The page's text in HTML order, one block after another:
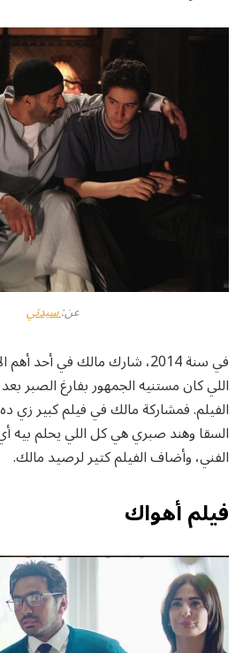
عن:سيدتي
اللي كان مستنيه الجمهور بفارغ الصبر
الفيلم. فمشاركة مالك في فيلم كبير زي
السقا وهند صبري هي كل اللي يحلم بيه
الفني، وأضاف الفيلم كتير لرصيد مالك.
فيلم أهواك